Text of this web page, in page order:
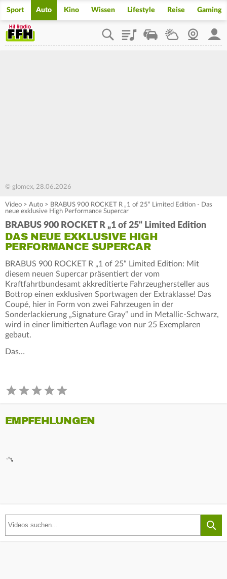
Sport Auto Kino Wissen Lifestyle Reise Gaming
PlaylistStaupilotWetterWebcam
© glomex, 28.06.2026
Video > Auto > BRABUS 900 ROCKET R „1 of 25“ Limited Edition - Das
neue exklusive High Performance Supercar
BRABUS 900 ROCKET R „1 of 25“ Limited Edition
DAS NEUE EXKLUSIVE HIGH
PERFORMANCE SUPERCAR
BRABUS 900 ROCKET R „1 of 25“ Limited Edition: Mit
diesem neuen Supercar präsentiert der vom
Kraftfahrtbundesamt akkreditierte Fahrzeughersteller aus
Bottrop einen exklusiven Sportwagen der Extraklasse! Das
Coupé, hier in Form von zwei Fahrzeugen in der
Sonderlackierung „Signature Gray“ und in Metallic-Schwarz,
wird in einer limitierten Auflage von nur 25 Exemplaren
gebaut.
Das…
EMPFEHLUNGEN